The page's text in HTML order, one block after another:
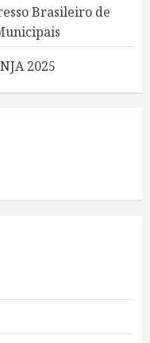
Brasileiro de
2025